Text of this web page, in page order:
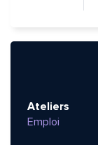
Ateliers
Emploi